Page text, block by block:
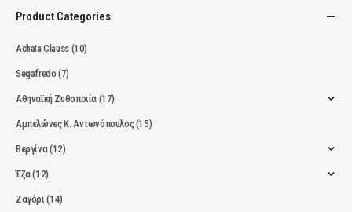
Product Categories
Achaia Clauss (10)
Segafredo (7)
Αθηναϊκή Ζυθοποιία (17)
Αμπελώνες Κ. Αντωνόπουλος(15)
Βεργίνα(12)
Έζα(12)
Ζαγόρι (14)